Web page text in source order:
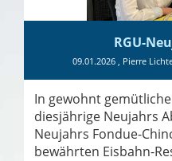
RGU-
09.01.2026, Pierre
In gewohnt
diesjährige Neujahrs
Neujahrs Fondue-
bewährten Eisbahn-